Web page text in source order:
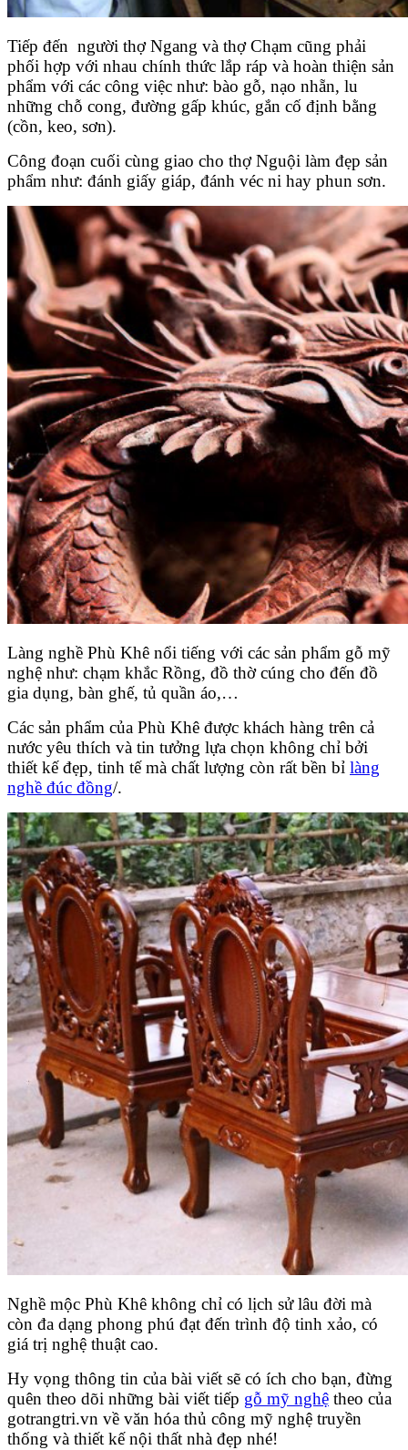
Tiếp đến người thợ Ngang và thợ Chạm cũng phải
phối hợp với nhau chính thức lắp ráp và hoàn thiện sản
phẩm với các công việc như: bào gỗ, nạo nhẵn, lu
những chỗ cong, đường gấp khúc, gắn cố định bằng
(cồn, keo, sơn).
Công đoạn cuối cùng giao cho thợ Nguội làm đẹp sản
phẩm như: đánh giấy giáp, đánh véc ni hay phun sơn.
Làng nghề Phù Khê nổi tiếng với các sản phẩm gỗ mỹ
nghệ như: chạm khắc Rồng, đồ thờ cúng cho đến đồ
gia dụng, bàn ghế, tủ quần áo,…
Các sản phẩm của Phù Khê được khách hàng trên cả
nước yêu thích và tin tưởng lựa chọn không chỉ bởi
thiết kế đẹp, tinh tế mà chất lượng còn rất bền bỉ làng
nghề đúc đồng/.
Nghề mộc Phù Khê không chỉ có lịch sử lâu đời mà
còn đa dạng phong phú đạt đến trình độ tinh xảo, có
giá trị nghệ thuật cao.
Hy vọng thông tin của bài viết sẽ có ích cho bạn, đừng
quên theo dõi những bài viết tiếp gỗ mỹ nghệ theo của
gotrangtri.vn về văn hóa thủ công mỹ nghệ truyền
thống và thiết kế nội thất nhà đẹp nhé!